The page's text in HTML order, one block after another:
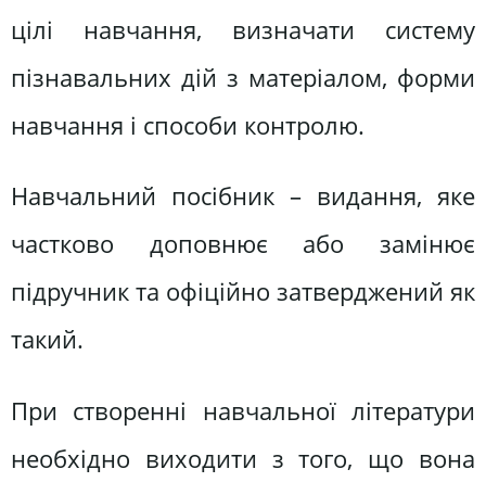
цілі навчання, визначати систему
пізнавальних дій з матеріалом, форми
навчання і способи контролю.
Навчальний посібник – видання, яке
частково доповнює або замінює
підручник та офіційно затверджений як
такий.
При створенні навчальної літератури
необхідно виходити з того, що вона